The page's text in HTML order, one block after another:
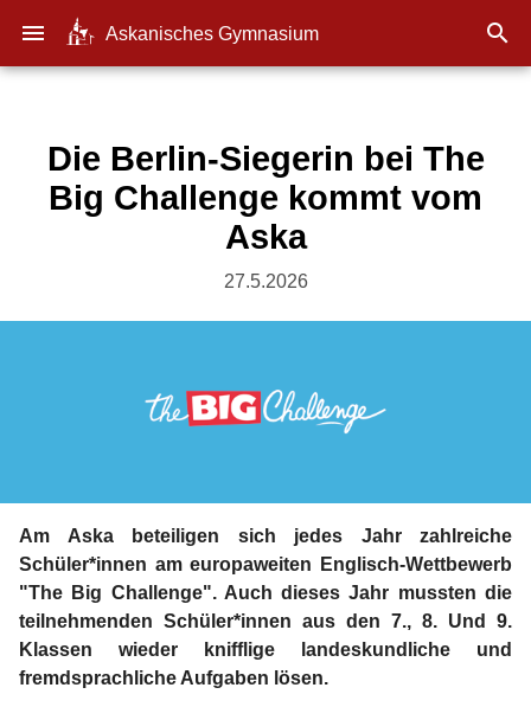
menu Askanisches Gymnasium 
Die Berlin-Siegerin bei The
Big Challenge kommt vom
Aska
27.5.2026
Am Aska beteiligen sich jedes Jahr zahlreiche
Schüler*innen am europaweiten Englisch-Wettbewerb
"The Big Challenge". Auch dieses Jahr mussten die
teilnehmenden Schüler*innen aus den 7., 8. Und 9.
Klassen wieder knifflige landeskundliche und
fremdsprachliche Aufgaben lösen.